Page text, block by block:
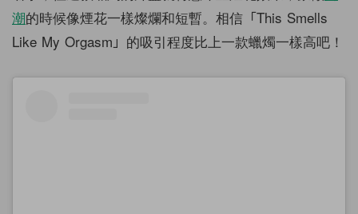
潮的時候像煙花一樣燦爛和短暫。相信「This Smells
Like My Orgasm」的吸引程度比上一款蠟燭一樣高吧！